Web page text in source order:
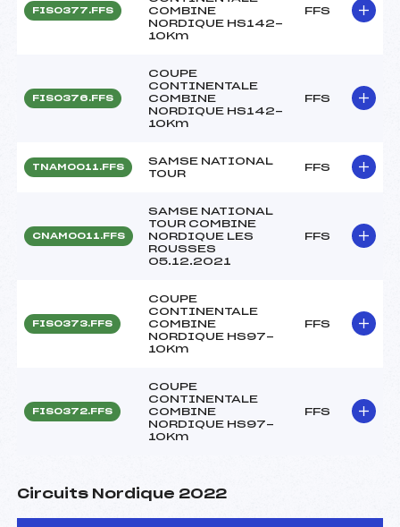
FIS0377.FFS
COMBINE
NORDIQUE HS142-
10Km
FFS
FIS0376.FFS
COUPE
CONTINENTALE
COMBINE
NORDIQUE HS142-
10Km
FFS
TNAM0011.FFS
SAMSE NATIONAL
TOUR
FFS
CNAM0011.FFS
SAMSE NATIONAL
TOUR COMBINE
NORDIQUE LES
ROUSSES
05.12.2021
FFS
FIS0373.FFS
COUPE
CONTINENTALE
COMBINE
NORDIQUE HS97-
10Km
FFS
FIS0372.FFS
COUPE
CONTINENTALE
COMBINE
NORDIQUE HS97-
10Km
FFS
Circuits Nordique 2022